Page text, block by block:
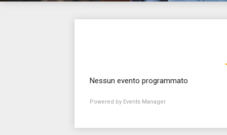
Nessun evento programmato
Powered by Events Manager